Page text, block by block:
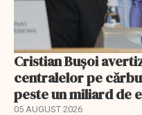
Cristian Bușoi
centralelor pe
peste un miliard de
05 AUGUST 2026